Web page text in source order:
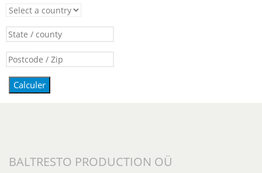
Calculer
BALTRESTO PRODUCTION OÜ